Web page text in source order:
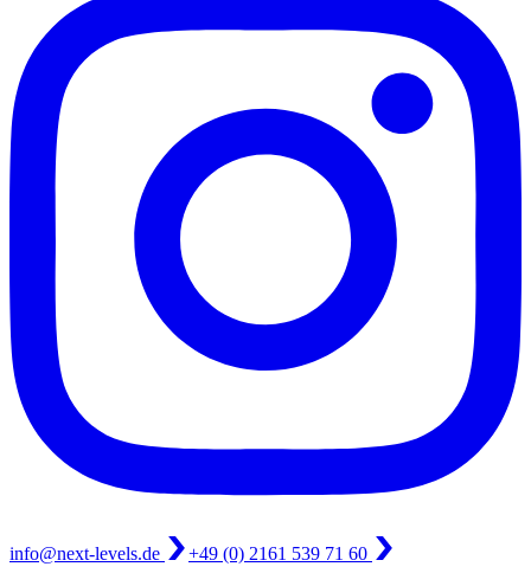
info@next-levels.de +49 (0) 2161 539 71 60